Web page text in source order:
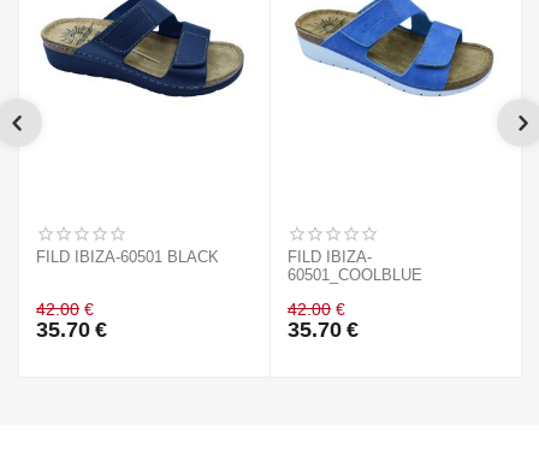
FILD IBIZA-60501 BLACK
42.00 €
35.70 €
FILD IBIZA-
60501_COOLBLUE
42.00 €
35.70 €